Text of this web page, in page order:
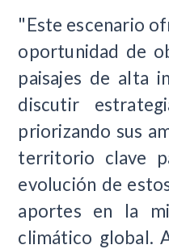
"Este escenario
oportunidad de
paisajes de alta
discutir
priorizando sus
territorio clave
evolución de
aportes en la
climático global.